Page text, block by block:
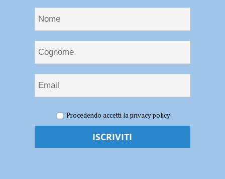
weekend: belle vittorie per U14 e U16
Rugby – Omnia Piacenza, i risultati del
Procedendo accetti la privacy policy